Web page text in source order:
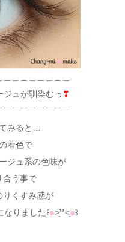
ジュが馴染むっ ❣
￣￣￣￣￣￣￣
みると…
着色で
ジュ系の色味が
合う事で
りくすみ感が
りました꒰๑˃͈꒵˂͈๑꒱